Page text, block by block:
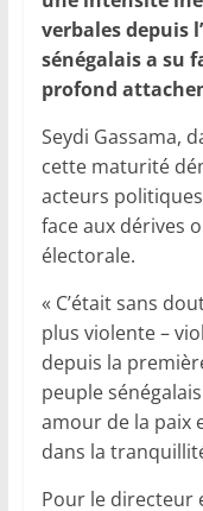
verbales depuis
sénégalais a su
profond
Seydi Gassama,
cette maturité
acteurs
face aux dérives
électorale.
« C’était sans
plus violente –
depuis la
peuple
amour de la paix
dans la
Pour le directeur